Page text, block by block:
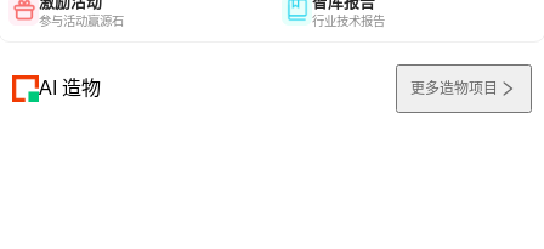
参与活动赢源石 行业技术报告
AI 造物 更多造物项目